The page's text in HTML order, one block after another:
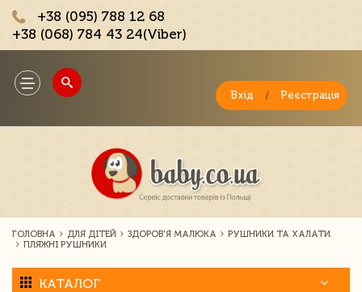
+38 (095) 788 12 68
+38 (068) 784 43 24(Viber)
Toggle
navigation
Вхід / Реєстрація
ГОЛОВНА ДЛЯ ДІТЕЙ ЗДОРОВ'Я МАЛЮКА
РУШНИКИ ТА ХАЛАТИ
ПЛЯЖНІ РУШНИКИ
КАТАЛОГ